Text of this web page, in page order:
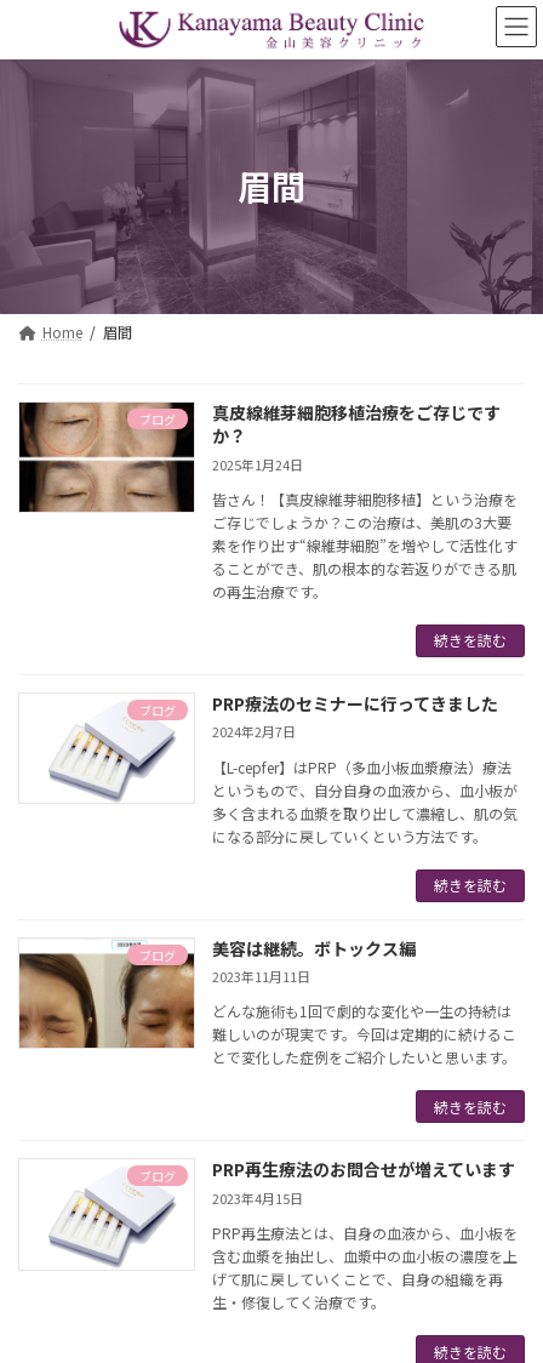
テ
ゲ
眉間
Home 眉間
ブログ
真皮線維芽細胞移植治療をご存じです
か？
2025年1月24日
皆さん！【真皮線維芽細胞移植】という治療を
ご存じでしょうか？この治療は、美肌の3大要
素を作り出す“線維芽細胞”を増やして活性化す
ることができ、肌の根本的な若返りができる肌
の再生治療です。
続きを読む
ブログ PRP療法のセミナーに行ってきました
2024年2月7日
【L-cepfer】はPRP（多血小板血漿療法）療法
というもので、自分自身の血液から、血小板が
多く含まれる血漿を取り出して濃縮し、肌の気
になる部分に戻していくという方法です。
続きを読む
ブログ 美容は継続。ボトックス編
2023年11月11日
どんな施術も1回で劇的な変化や一生の持続は
難しいのが現実です。今回は定期的に続けるこ
とで変化した症例をご紹介したいと思います。
続きを読む
ブログ PRP再生療法のお問合せが増えています
2023年4月15日
PRP再生療法とは、自身の血液から、血小板を
含む血漿を抽出し、血漿中の血小板の濃度を上
げて肌に戻していくことで、自身の組織を再
生・修復してく治療です。
続きを読む